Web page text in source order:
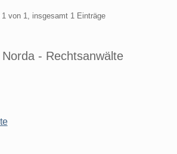
von 1, insgesamt 1 Einträge
- Rechtsanwälte